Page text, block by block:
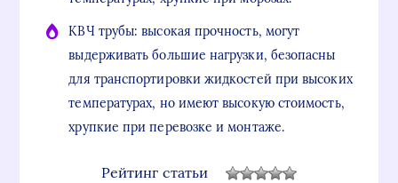
КВЧ трубы: высокая прочность, могут
выдерживать большие нагрузки, безопасны
для транспортировки жидкостей при высоких
температурах, но имеют высокую стоимость,
хрупкие при перевозке и монтаже.
Рейтинг статьи